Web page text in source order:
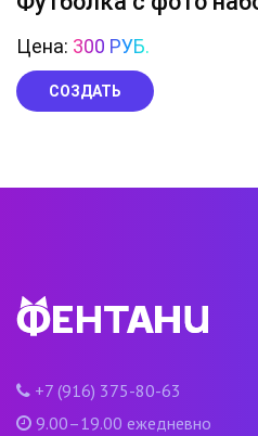
Цена: 300 РУБ.
СОЗДАТЬ
+7 (916) 375-80-63
9.00–19.00 ежедневно